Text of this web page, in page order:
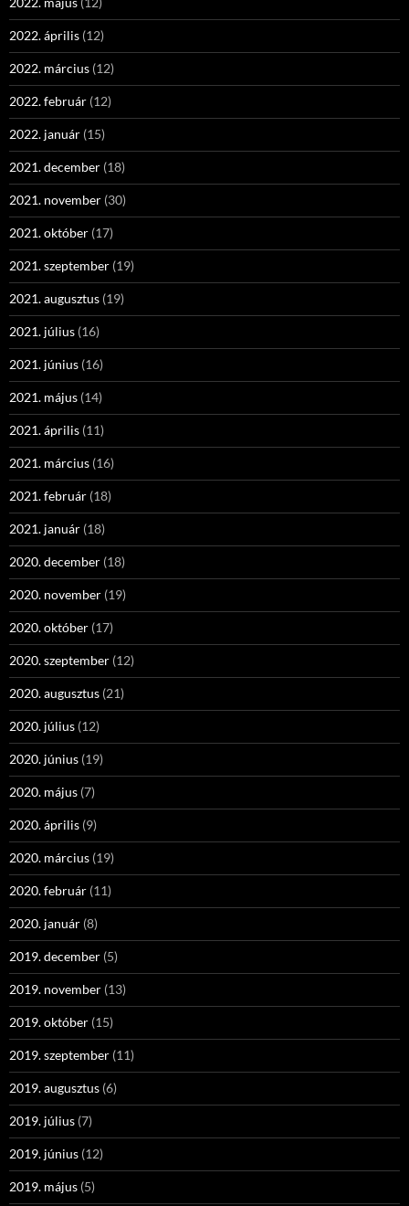
2022. április (12)
2022. március (12)
2022. február (12)
2022. január (15)
2021. december (18)
2021. november (30)
2021. október (17)
2021. szeptember (19)
2021. augusztus (19)
2021. július (16)
2021. június (16)
2021. május (14)
2021. április (11)
2021. március (16)
2021. február (18)
2021. január (18)
2020. december (18)
2020. november (19)
2020. október (17)
2020. szeptember (12)
2020. augusztus (21)
2020. július (12)
2020. június (19)
2020. május (7)
2020. április (9)
2020. március (19)
2020. február (11)
2020. január (8)
2019. december (5)
2019. november (13)
2019. október (15)
2019. szeptember (11)
2019. augusztus (6)
2019. július (7)
2019. június (12)
2019. május (5)